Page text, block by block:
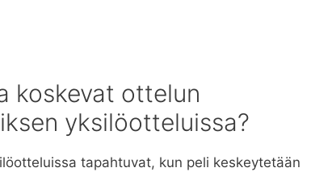
koskevat ottelun
yksilöotteluissa?
tapahtuvat, kun peli keskeytetään